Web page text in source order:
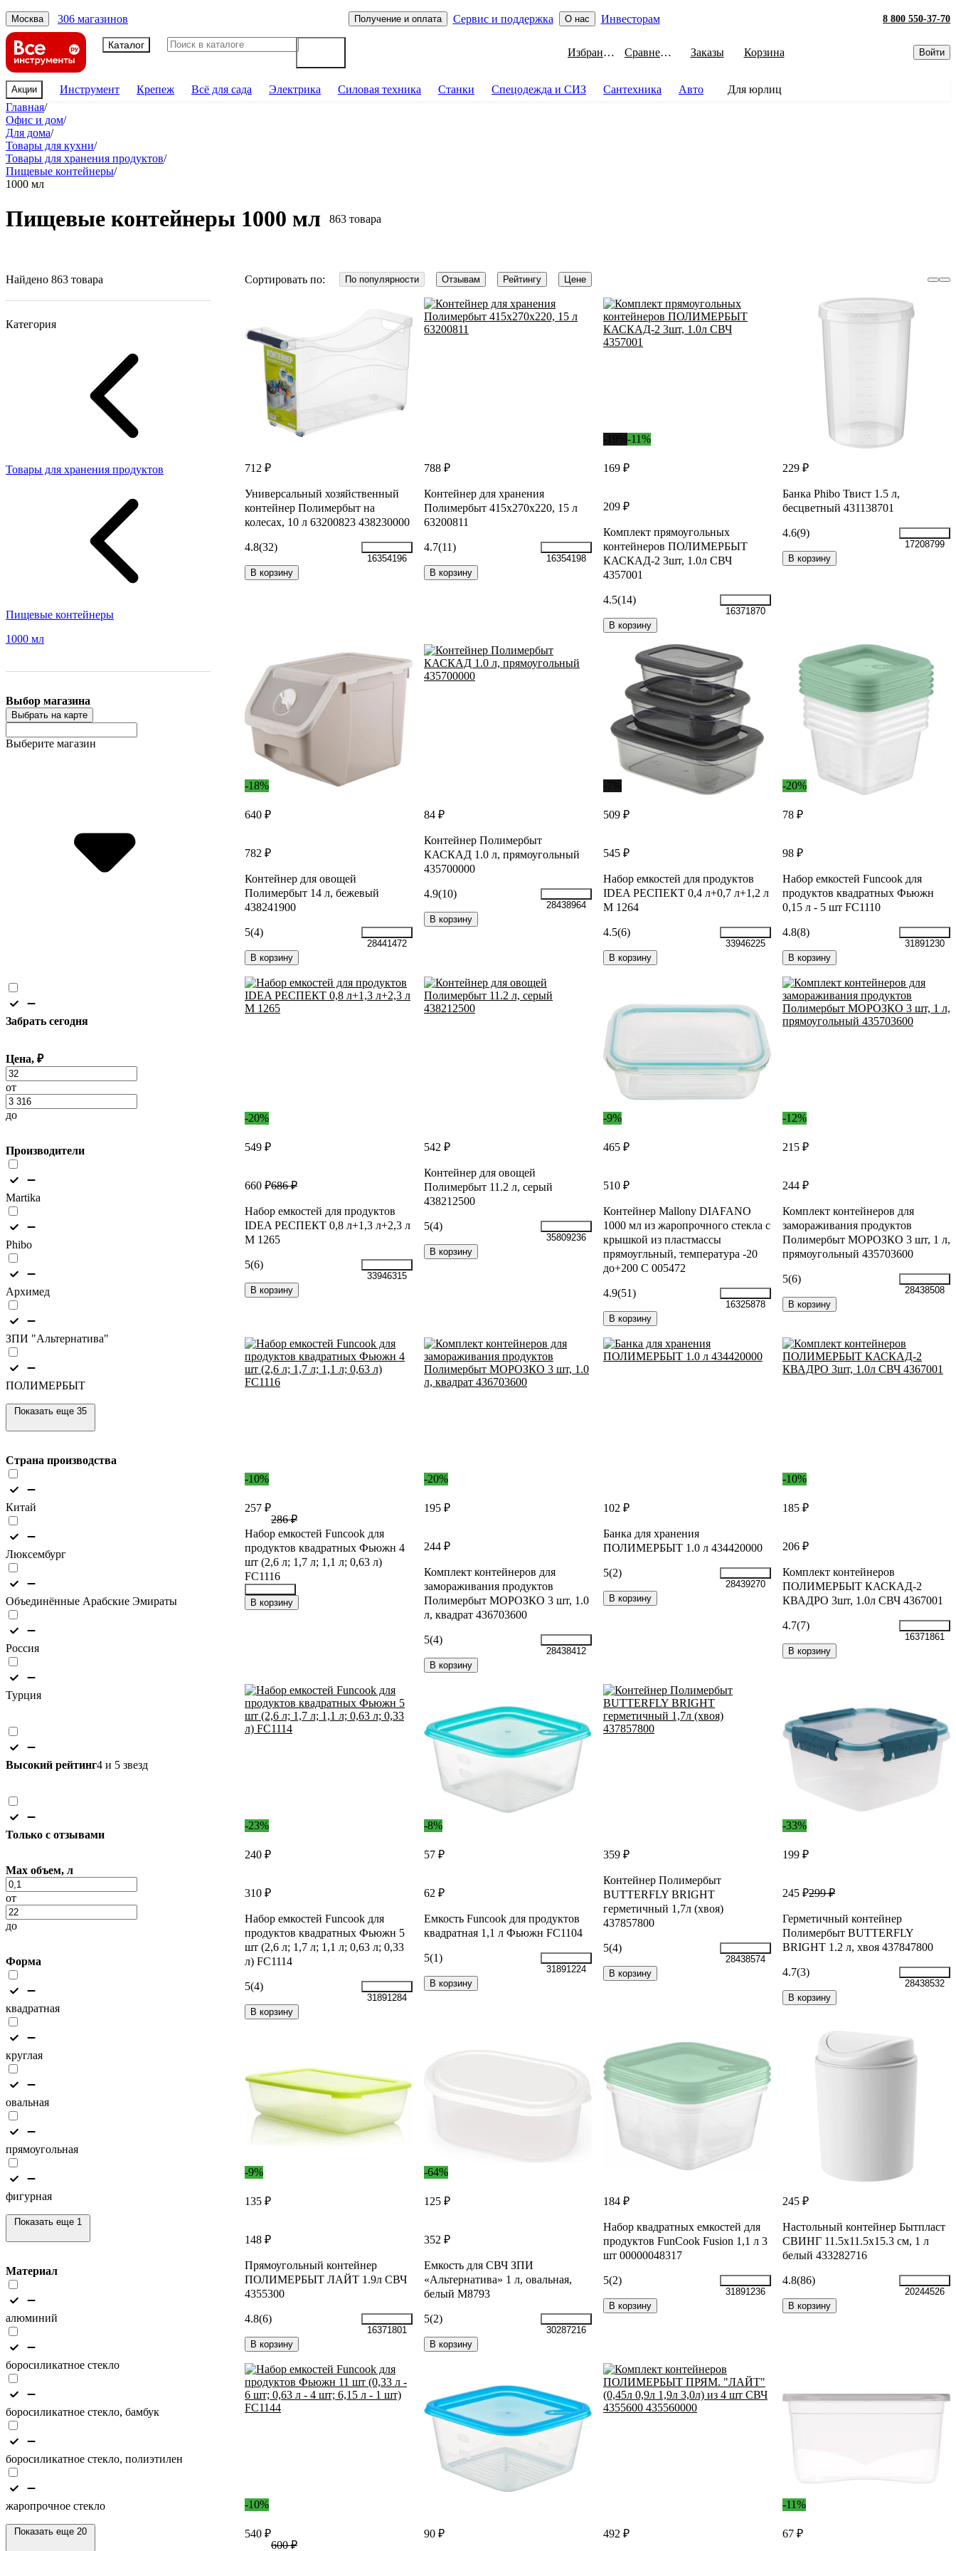
Москва 306 магазинов Получение и оплата Сервис и поддержка О нас Инвесторам 8 800 550-37-70
Каталог
Избранное Сравнение Заказы Корзина Войти
Акции Инструмент Крепеж Всё для сада Электрика Силовая техника Станки Спецодежда и СИЗ Сантехника Авто
Для юрлиц
Главная/
Офис и дом/
Для дома/
Товары для кухни/
Товары для хранения продуктов/
Пищевые контейнеры/
1000 мл
Пищевые контейнеры 1000 мл 863 товара
Найдено 863 товара
Категория
Товары для хранения продуктов
Пищевые контейнеры
1000 мл
Выбор магазина
Выбрать на карте
Выберите магазин
Забрать сегодня
Цена, ₽
от
до
Производители
Martika
Phibo
Архимед
ЗПИ "Альтернатива"
ПОЛИМЕРБЫТ
Показать еще 35
Страна производства
Китай
Люксембург
Объединённые Арабские Эмираты
Россия
Турция
Высокий рейтинг4 и 5 звезд
Только с отзывами
Max объем, л
от
до
Форма
квадратная
круглая
овальная
прямоугольная
фигурная
Показать еще 1
Материал
алюминий
боросиликатное стекло
боросиликатное стекло, бамбук
боросиликатное стекло, полиэтилен
жаропрочное стекло
Показать еще 20
Сортировать по: По популярности Отзывам Рейтингу Цене
712 ₽
Универсальный хозяйственный
контейнер Полимербыт на
колесах, 10 л 63200823 438230000
4.8(32)
16354196
В корзину
788 ₽
Контейнер для хранения
Полимербыт 415х270х220, 15 л
63200811
4.7(11)
16354198
В корзину
-11%
169 ₽
209 ₽
Комплект прямоугольных
контейнеров ПОЛИМЕРБЫТ
КАСКАД-2 3шт, 1.0л СВЧ
4357001
4.5(14)
16371870
В корзину
229 ₽
Банка Phibo Твист 1.5 л,
бесцветный 431138701
4.6(9)
17208799
В корзину
-18%
640 ₽
782 ₽
Контейнер для овощей
Полимербыт 14 л, бежевый
438241900
5(4)
28441472
В корзину
84 ₽
Контейнер Полимербыт
КАСКАД 1.0 л, прямоугольный
435700000
4.9(10)
28438964
В корзину
509 ₽
545 ₽
Набор емкостей для продуктов
IDEA РЕСПЕКТ 0,4 л+0,7 л+1,2 л
М 1264
4.5(6)
33946225
В корзину
-20%
78 ₽
98 ₽
Набор емкостей Funcook для
продуктов квадратных Фьюжн
0,15 л - 5 шт FC1110
4.8(8)
31891230
В корзину
-20%
549 ₽
660 ₽686 ₽
Набор емкостей для продуктов
IDEA РЕСПЕКТ 0,8 л+1,3 л+2,3 л
М 1265
5(6)
33946315
В корзину
542 ₽
Контейнер для овощей
Полимербыт 11.2 л, серый
438212500
5(4)
35809236
В корзину
-9%
465 ₽
510 ₽
Контейнер Mallony DIAFANO
1000 мл из жаропрочного стекла с
крышкой из пластмассы
прямоугльный, температура -20
до+200 С 005472
4.9(51)
16325878
В корзину
-12%
215 ₽
244 ₽
Комплект контейнеров для
замораживания продуктов
Полимербыт МОРОЗКО 3 шт, 1 л,
прямоугольный 435703600
5(6)
28438508
В корзину
-10%
257 ₽
286 ₽
Набор емкостей Funcook для
продуктов квадратных Фьюжн 4
шт (2,6 л; 1,7 л; 1,1 л; 0,63 л)
FC1116
31891302
В корзину
-20%
195 ₽
244 ₽
Комплект контейнеров для
замораживания продуктов
Полимербыт МОРОЗКО 3 шт, 1.0
л, квадрат 436703600
5(4)
28438412
В корзину
102 ₽
Банка для хранения
ПОЛИМЕРБЫТ 1.0 л 434420000
5(2)
28439270
В корзину
-10%
185 ₽
206 ₽
Комплект контейнеров
ПОЛИМЕРБЫТ КАСКАД-2
КВАДРО 3шт, 1.0л СВЧ 4367001
4.7(7)
16371861
В корзину
-23%
240 ₽
310 ₽
Набор емкостей Funcook для
продуктов квадратных Фьюжн 5
шт (2,6 л; 1,7 л; 1,1 л; 0,63 л; 0,33
л) FC1114
5(4)
31891284
В корзину
-8%
57 ₽
62 ₽
Емкость Funcook для продуктов
квадратная 1,1 л Фьюжн FC1104
5(1)
31891224
В корзину
359 ₽
Контейнер Полимербыт
BUTTERFLY BRIGHT
герметичный 1,7л (хвоя)
437857800
5(4)
28438574
В корзину
-33%
199 ₽
245 ₽299 ₽
Герметичный контейнер
Полимербыт BUTTERFLY
BRIGHT 1.2 л, хвоя 437847800
4.7(3)
28438532
В корзину
-9%
135 ₽
148 ₽
Прямоугольный контейнер
ПОЛИМЕРБЫТ ЛАЙТ 1.9л СВЧ
4355300
4.8(6)
16371801
В корзину
-64%
125 ₽
352 ₽
Емкость для СВЧ ЗПИ
«Альтернатива» 1 л, овальная,
белый М8793
5(2)
30287216
В корзину
184 ₽
Набор квадратных емкостей для
продуктов FunCook Fusion 1,1 л 3
шт 00000048317
5(2)
31891236
В корзину
245 ₽
Настольный контейнер Бытпласт
СВИНГ 11.5x11.5x15.3 см, 1 л
белый 433282716
4.8(86)
20244526
В корзину
-10%
540 ₽
600 ₽
90 ₽ 492 ₽
-11%
67 ₽